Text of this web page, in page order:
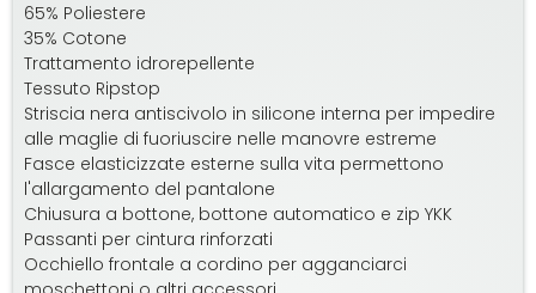
65% Poliestere
35% Cotone
Trattamento idrorepellente
Tessuto Ripstop
Striscia nera antiscivolo in silicone interna per impedire
alle maglie di fuoriuscire nelle manovre estreme
Fasce elasticizzate esterne sulla vita permettono
l'allargamento del pantalone
Chiusura a bottone, bottone automatico e zip YKK
Passanti per cintura rinforzati
Occhiello frontale a cordino per agganciarci